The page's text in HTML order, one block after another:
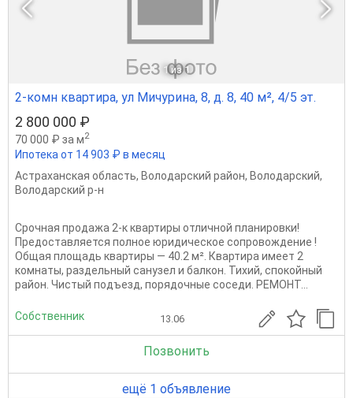
1 из 1
2-комн квартира, ул Мичурина, 8, д. 8, 40 м², 4/5 эт.
2 800 000 ₽
70 000 ₽ за м2
Ипотека от 14 903 ₽ в месяц
Астраханская область, Володарский район, Володарский,
Володарский р-н
Срочная продажа 2-к квартиры отличной планировки!
Предоставляется полное юридическое сопровождение !
Общая площадь квартиры — 40.2 м². Квартира имеет 2
комнаты, раздельный санузел и балкон. Тихий, спокойный
район. Чистый подъезд, порядочные соседи. РЕМОНТ...
Собственник 13.06
Позвонить
ещё 1 объявление